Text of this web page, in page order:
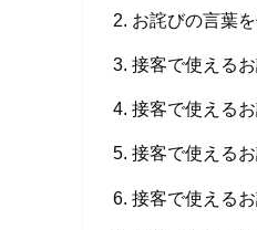
お詫びの言葉
接客で使える
接客で使える
接客で使える
接客で使える